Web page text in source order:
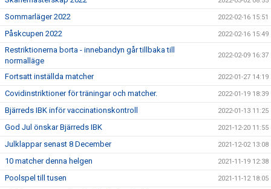
Sommarläger 2022 2022-02-16 15:51
Påskcupen 2022 2022-02-16 15:49
Restriktionerna borta - innebandyn går tillbaka till
normalläge
2022-02-09 16:37
Fortsatt inställda matcher 2022-01-27 14:19
Covidinstriktioner för träningar och matcher. 2022-01-19 18:39
Bjärreds IBK inför vaccinationskontroll 2022-01-13 11:25
God Jul önskar Bjärreds IBK 2021-12-20 11:55
Julklappar senast 8 December 2021-12-02 13:08
10 matcher denna helgen 2021-11-19 12:38
Poolspel till tusen 2021-11-12 18:05